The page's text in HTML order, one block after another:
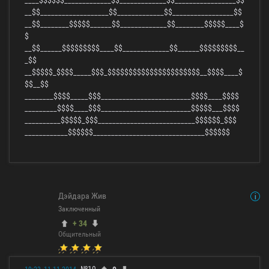
__$$___________________$$_____________$$_________________$$
__$$________$$$$$______$$_____________$$________$$$$$____$
$
__$$______$$$$$$$$$____$$_____________$$______$$$$$$$$$__
_$$
__$$$$$_$$$$_____$$$_$$$$$$$$$$$$$$$$$$$$$$__$$$$____$
$$__$$
________$$$$_____$$$_________________________$$$$____$$$$
_________$$$$____$$$_________________________$$$$$___$$$$
__________$$$$$_$$$___________________________$$$$$$_$$$
____________$$$$$$_______________________________$$$$$$
Дэйдара Жив
Заключенный
+ 34
Общительный